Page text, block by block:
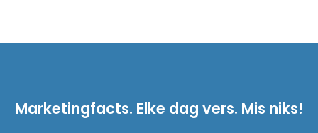
Marketingfacts. Elke dag vers. Mis niks!